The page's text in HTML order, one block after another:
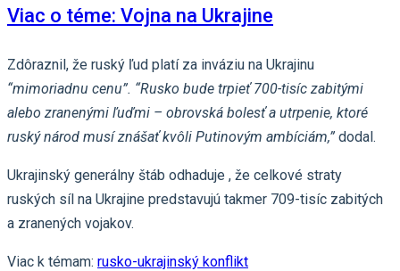
Viac o téme: Vojna na Ukrajine
Zdôraznil, že ruský ľud platí za inváziu na Ukrajinu
“mimoriadnu cenu”. “Rusko bude trpieť 700-tisíc zabitými
alebo zranenými ľuďmi – obrovská bolesť a utrpenie, ktoré
ruský národ musí znášať kvôli Putinovým ambíciám,” dodal.
Ukrajinský generálny štáb odhaduje , že celkové straty
ruských síl na Ukrajine predstavujú takmer 709-tisíc zabitých
a zranených vojakov.
Viac k témam: rusko-ukrajinský konflikt